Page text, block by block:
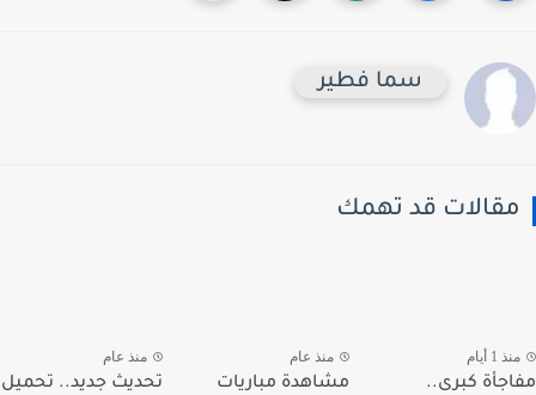
سما فطير
قد تهمك
1 أيام
كبرى..
منذ عام
مشاهدة مباريات
منذ عام
تحديث جديد.. تحميل